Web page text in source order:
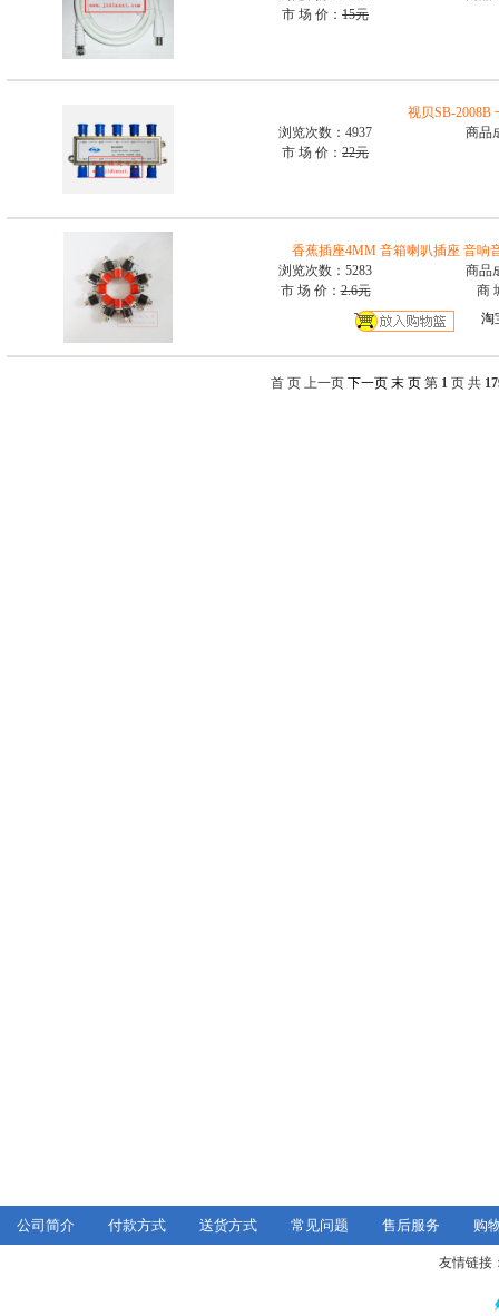
市 场 价： 15元
视贝SB-2008B
浏览次数：4937
商品
市 场 价： 22元
香蕉插座4MM 音箱喇叭插座 音响
浏览次数：5283
商品
市 场 价：2.6元
商
淘
首 页 上一页 下一页 末 页第 1页 共
公司简介 付款方式 送货方式 常见问题 售后服务 购
友情链接